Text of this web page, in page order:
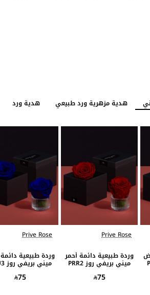
هدية مزهرية ورد طبيعي هدية ورد
الافضل مبيعاًPrive Rose
وردة طبيعية دائمة أحمر
ميني بريفي روز PRR2
75
Prive Rose
وردة طبيعية
ميني بريفي روز PRU3
75